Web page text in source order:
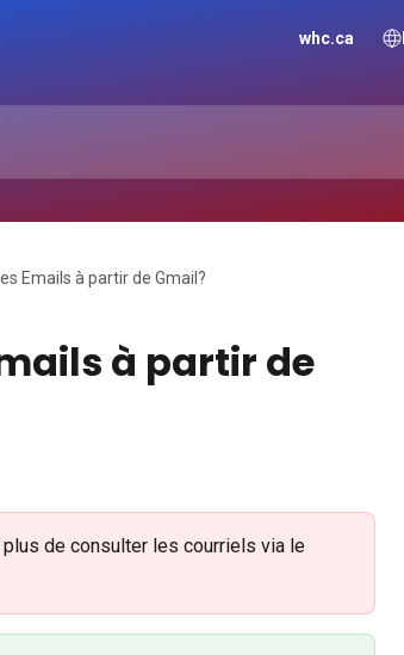
whc.ca
Emails à partir de Gmail?
à partir de
de consulter les courriels via le